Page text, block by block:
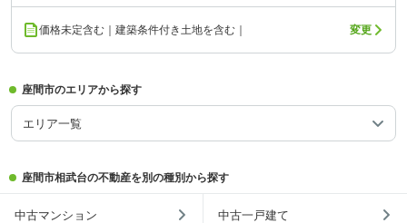
価格未定含む｜建築条件付き土地を含む｜ 変更
座間市のエリアから探す
エリア一覧
座間市相武台の不動産を別の種別から探す
中古マンション 中古一戸建て